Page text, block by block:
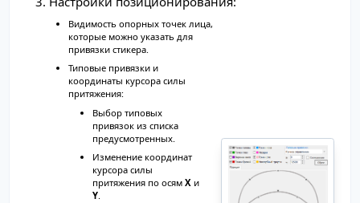
Видимость опорных точек лица,
которые можно указать для
привязки стикера.
Типовые привязки и
координаты курсора силы
притяжения:
Выбор типовых
привязок из списка
предусмотренных.
Изменение координат
курсора силы
притяжения по осям Xи
Y.